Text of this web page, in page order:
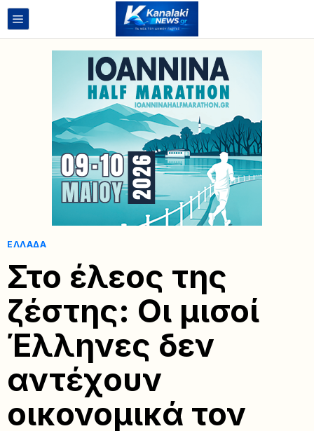
ΕΛΛΆΔΑ
Στο έλεος της
ζέστης: Οι μισοί
Έλληνες δεν
αντέχουν
οικονομικά τον